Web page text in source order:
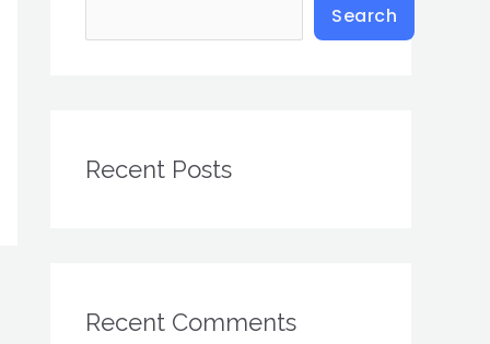
Search
Recent Posts
Recent Comments